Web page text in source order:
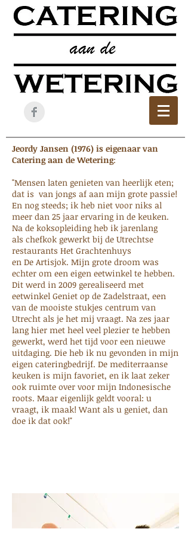
Jeordy Jansen (1976) is eigenaar van
Catering aan de Wetering:
"Mensen laten genieten van heerlijk eten;
dat is van jongs af aan mijn grote passie!
En nog steeds; ik heb niet voor niks al
meer dan 25 jaar ervaring in de keuken.
Na de koksopleiding heb ik jarenlang
als chefkok gewerkt bij de Utrechtse
restaurants Het Grachtenhuys
en De Artisjok. Mijn grote droom was
echter om een eigen eetwinkel te hebben.
Dit werd in 2009 gerealiseerd met
eetwinkel Geniet op de Zadelstraat, een
van de mooiste stukjes centrum van
Utrecht als je het mij vraagt. Na zes jaar
lang hier met heel veel plezier te hebben
gewerkt, werd het tijd voor een nieuwe
uitdaging. Die heb ik nu gevonden in mijn
eigen cateringbedrijf. De mediterraanse
keuken is mijn favoriet, en ik laat zeker
ook ruimte over voor mijn Indonesische
roots. Maar eigenlijk geldt vooral: u
vraagt, ik maak! Want als u geniet, dan
doe ik dat ook!"